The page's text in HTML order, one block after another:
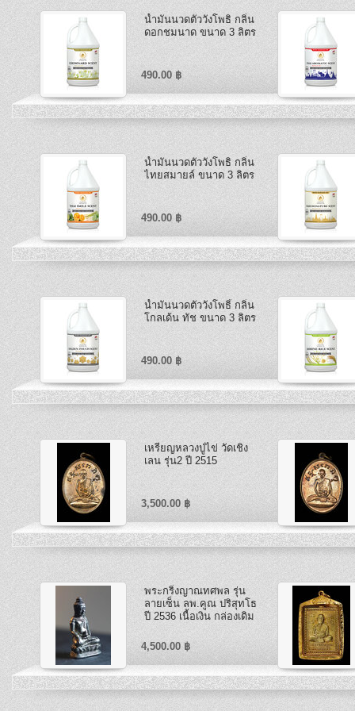
น้ำมันนวดตัววังโพธิ กลิ่น
ดอกชมนาด ขนาด 3 ลิตร
490.00 ฿
น้ำมันนวดตัววังโพธิ กลิ่น
ไทยสมายล์ ขนาด 3 ลิตร
490.00 ฿
น้ำมันนวดตัววังโพธิ์ กลิ่น
โกลเด้น ทัช ขนาด 3 ลิตร
490.00 ฿
เหรียญหลวงปู่ไข่ วัดเชิง
เลน รุ่น2 ปี 2515
3,500.00 ฿
พระกริ่งญาณทศพล รุ่น
ลายเซ็น ลพ.คูณ ปริสุทโธ
ปี 2536 เนื้อเงิน กล่องเดิม
4,500.00 ฿